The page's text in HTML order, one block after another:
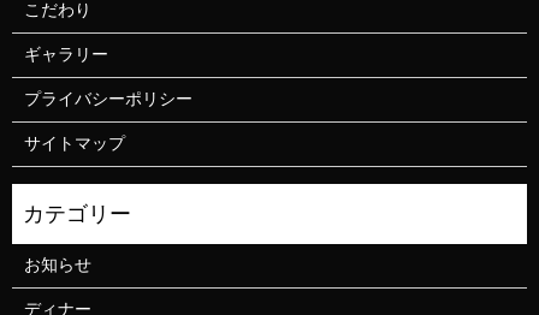
こだわり
ギャラリー
プライバシーポリシー
サイトマップ
お知らせ
ディナー